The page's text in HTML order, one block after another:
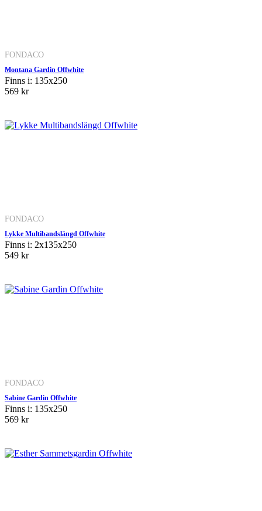
FONDACO
Montana Gardin Offwhite
Finns i: 135x250
569 kr
FONDACO
Lykke Multibandslängd Offwhite
Finns i: 2x135x250
549 kr
FONDACO
Sabine Gardin Offwhite
Finns i: 135x250
569 kr